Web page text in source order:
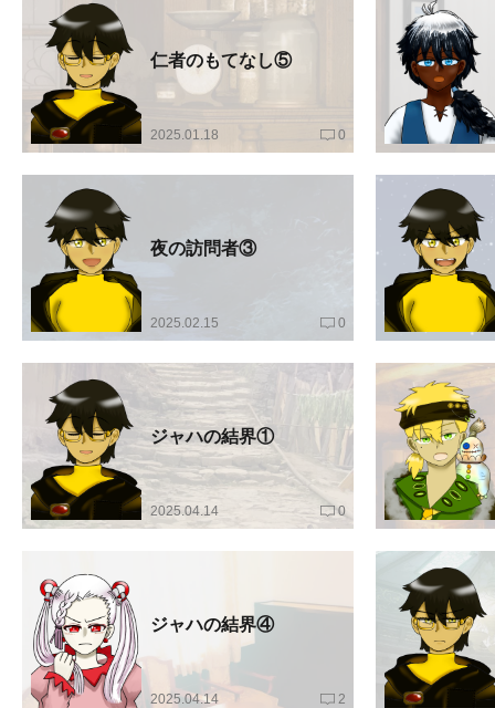
仁者のもてなし⑤
2025.01.18 0
夜の訪問者③
2025.02.15 0
ジャハの結界①
2025.04.14 0
ジャハの結界④
2025.04.14 2